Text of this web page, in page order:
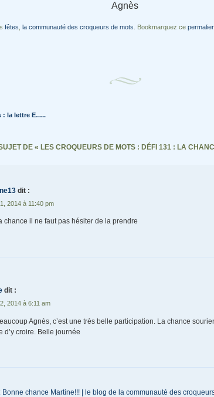
Agnès
fêtes la communauté des croqueurs de mots . Bookmarquez ce
: la lettre E…..
DE « LES CROQUEURS DE MOTS : DÉFI 131 : LA
dit :
2014 à 11:40 pm
chance il ne faut pas hésiter de la prendre
dit :
2014 à 6:11 am
Agnès, c’est une très belle participation. La chance
d’y croire. Belle journée
Bonne chance Martine!!! | le blog de la communauté des